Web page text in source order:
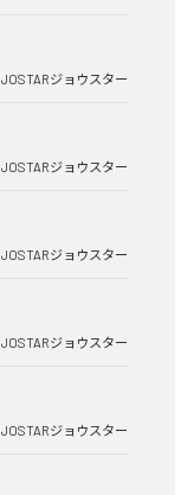
JOSTARジョウスター
JOSTARジョウスター
JOSTARジョウスター
JOSTARジョウスター
JOSTARジョウスター